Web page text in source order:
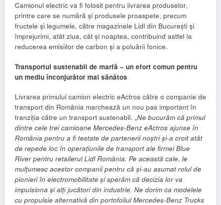
Camionul electric va fi folosit pentru livrarea produselor,
printre care se numără și produsele proaspete, precum
fructele și legumele, către magazinele Lidl din București și
împrejurimi, atât ziua, cât și noaptea, contribuind astfel la
reducerea emisiilor de carbon și a poluării fonice.
Transportul sustenabil de marfă – un efort comun pentru
un mediu înconjurător mai sănătos
Livrarea primului camion electric eActros către o companie de
transport din România marchează un nou pas important în
tranziția către un transport sustenabil. „Ne bucurăm că primul
dintre cele trei camioane Mercedes-Benz eActros ajunse în
România pentru a fi testate de partenerii noștri și-a croit atât
de repede loc în operațiunile de transport ale firmei Blue
River pentru retailerul Lidl România. Pe această cale, le
mulțumesc acestor companii pentru că și-au asumat rolul de
pionieri în electromobilitate și sperăm că decizia lor va
impulsiona și alți jucători din industrie. Ne dorim ca modelele
cu propulsie alternativă din portofoliul Mercedes-Benz Trucks